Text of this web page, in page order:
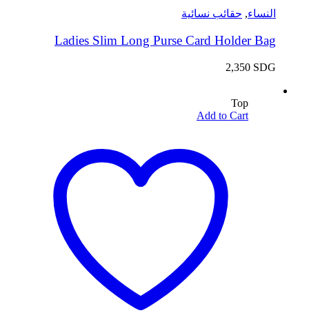
النساء, حقائب نسائية
Ladies Slim Long Purse Card Holder Bag
2,350 SDG
Top
Add to Cart